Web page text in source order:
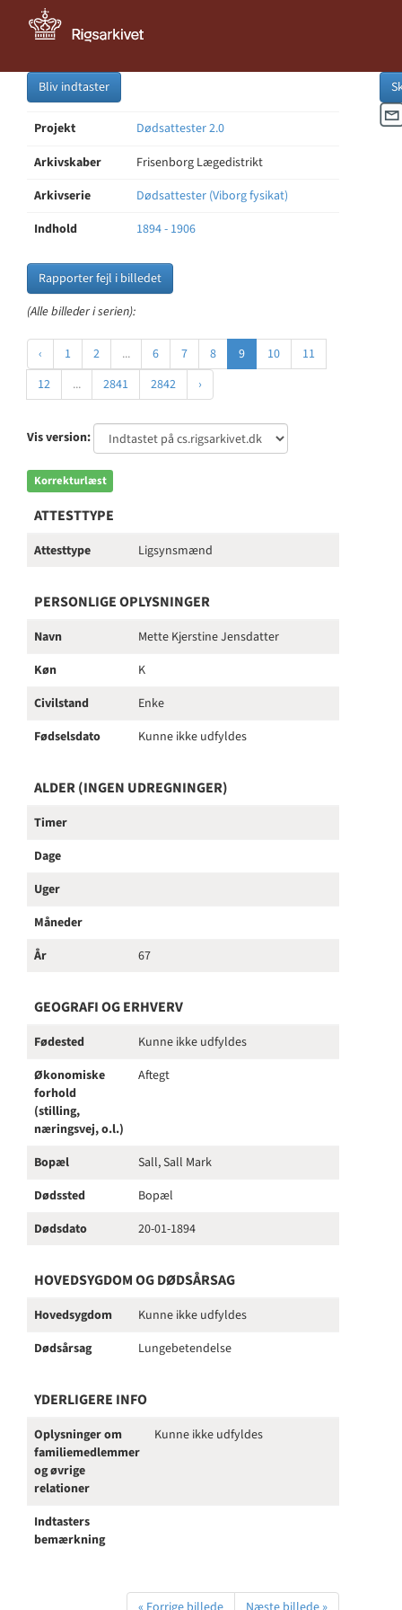
Bliv indtaster
Projekt
Dødsattester 2.0
Arkivskaber
Frisenborg Lægedistrikt
Arkivserie
Dødsattester (Viborg fysikat)
Indhold
1894 - 1906
Rapporter fejl i billedet
(Alle billeder i serien):
‹ 1 2 ... 6 7 8 9 10
11
12
... 2841 2842 ›
Vis version:
Korrekturlæst
ATTESTTYPE
Attesttype Ligsynsmænd
PERSONLIGE OPLYSNINGER
Navn
Mette Kjerstine Jensdatter
Køn
K
Civilstand
Enke
Fødselsdato
Kunne ikke udfyldes
ALDER (INGEN UDREGNINGER)
Timer
Dage
Uger
Måneder
År
67
GEOGRAFI OG ERHVERV
Fødested
Kunne ikke udfyldes
Økonomiske
forhold
(stilling,
næringsvej, o.l.)
Aftegt
Bopæl
Sall, Sall Mark
Dødssted
Bopæl
Dødsdato
20-01-1894
HOVEDSYGDOM OG DØDSÅRSAG
Hovedsygdom
Kunne ikke udfyldes
Dødsårsag
Lungebetendelse
YDERLIGERE INFO
Oplysninger om
familiemedlemmer
og øvrige
relationer
Kunne ikke udfyldes
Indtasters
bemærkning